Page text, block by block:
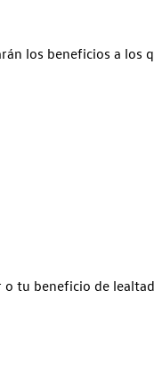
los beneficios a los
o tu beneficio de